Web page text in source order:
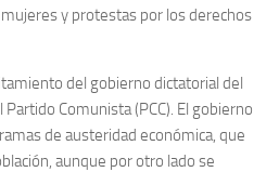
y protestas por los derechos
del gobierno dictatorial del
Comunista (PCC). El gobierno
de austeridad económica, que
aunque por otro lado se